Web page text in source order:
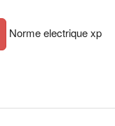
Norme electrique xp